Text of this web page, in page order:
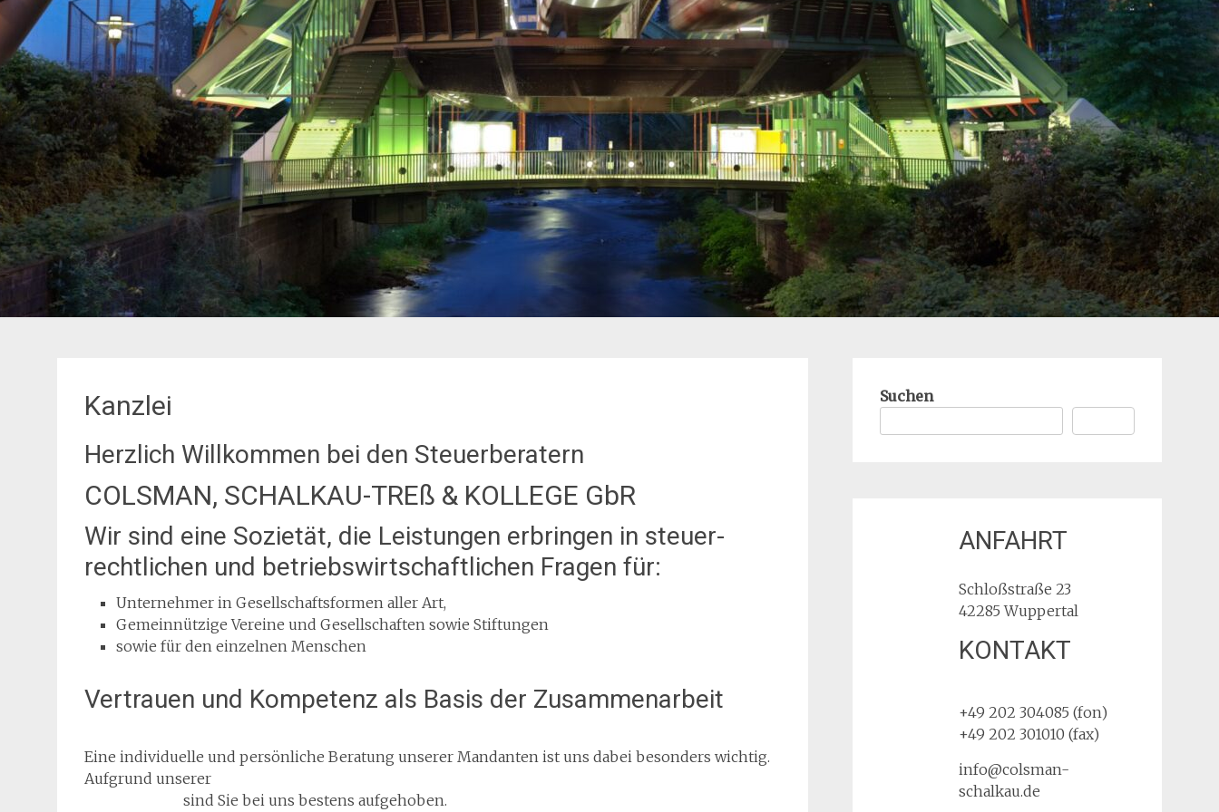
Kanzlei
Herzlich Willkommen bei den Steuerberatern
COLSMAN, SCHALKAU-TREß & KOLLEGE GbR
Wir sind eine Sozietät, die Leistungen erbringen in steuer­
rechtlichen und be­triebs­wirt­schaftlichen Fragen für:
Unternehmer in Gesellschaftsformen aller Art,
Gemeinnützige Vereine und Gesellschaften sowie Stiftungen
sowie für den einzelnen Menschen
Vertrauen und Kompetenz als Basis der Zusammenarbeit
Eine individuelle und persönliche Beratung unserer Mandanten ist uns dabei besonders wichtig.
Aufgrund unserer
sind Sie bei uns bestens aufgehoben.
Suchen
ANFAHRT
Schloßstraße 23
42285 Wuppertal
KONTAKT
+49 202 304085 (fon)
+49 202 301010 (fax)
info@colsman-
schalkau.de